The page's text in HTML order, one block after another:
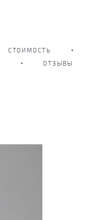
СТОИМОСТЬ
•
• ОТЗЫВЫ